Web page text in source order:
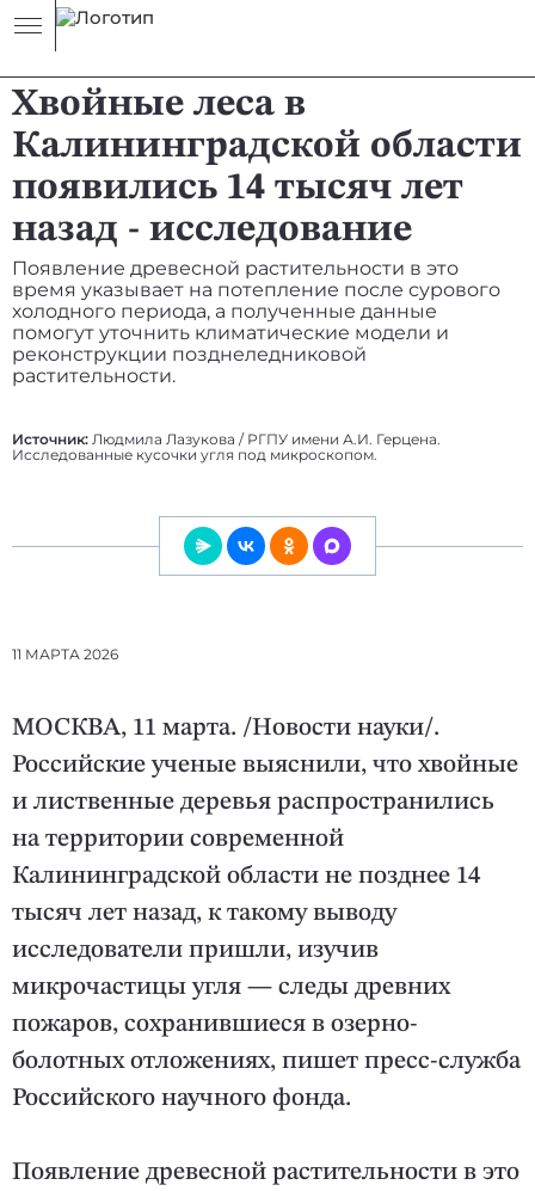
Хвойные леса в
Калининградской области
появились 14 тысяч лет
назад - исследование
Появление древесной растительности в это
время указывает на потепление после сурового
холодного периода, а полученные данные
помогут уточнить климатические модели и
реконструкции позднеледниковой
растительности.
Источник: Людмила Лазукова / РГПУ имени А.И. Герцена.
Исследованные кусочки угля под микроскопом.
11 МАРТА 2026
МОСКВА, 11 марта. /Новости науки/.
Российские ученые выяснили, что хвойные
и лиственные деревья распространились
на территории современной
Калининградской области не позднее 14
тысяч лет назад, к такому выводу
исследователи пришли, изучив
микрочастицы угля — следы древних
пожаров, сохранившиеся в озерно-
болотных отложениях, пишет пресс-служба
Российского научного фонда.
Появление древесной растительности в это